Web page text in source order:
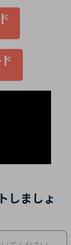
しましょ